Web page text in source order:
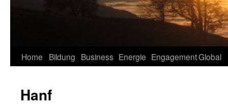
Home Bildung Business Energie EngagementGlobal
Hanf